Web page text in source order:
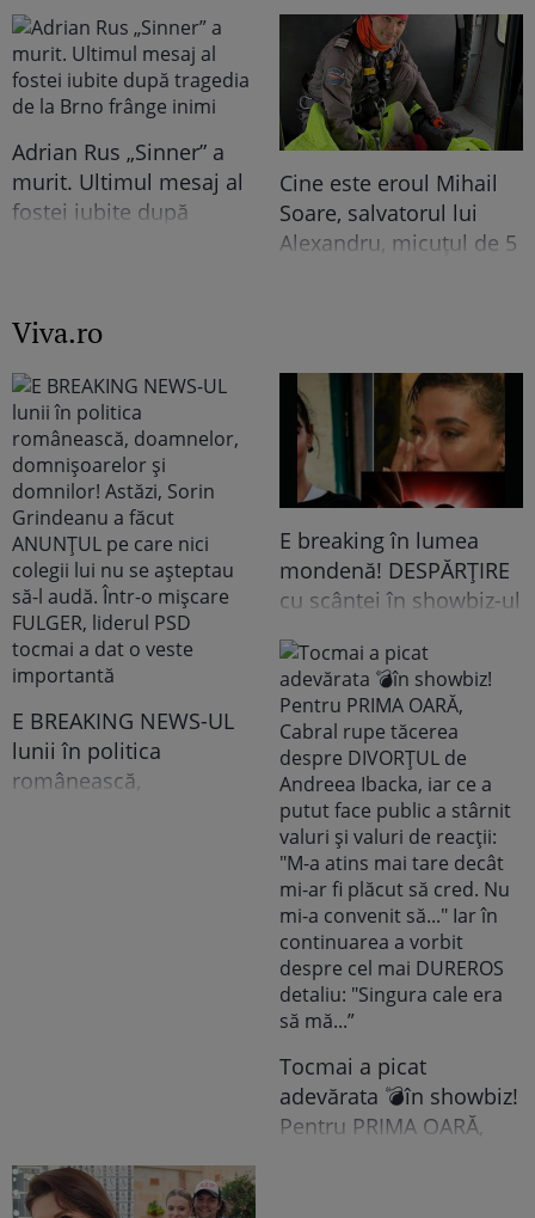
niciodată la TV: ”Eu am
cunoscut o altă latură a
relației lor. În casă era o
atmosferă..."
Indiei la București.
Niciodată nu a fost atât
de îndrăzneață!
Imaginile momentului
Adrian Rus „Sinner” a
murit. Ultimul mesaj al
fostei iubite după
Cine este eroul Mihail
Soare, salvatorul lui
Alexandru, micuțul de 5
Viva.ro
E BREAKING NEWS-UL
lunii în politica
românească,
E breaking în lumea
mondenă! DESPĂRȚIRE
cu scântei în showbiz-ul
noastră vedetă a
recunoscut TOT, dar
tooot: „Mă abțin să nu-i
scriu. Am făcut
scandal!” Ce s-a
întâmplat e...
Tocmai a picat
adevărata 💣în showbiz!
Pentru PRIMA OARĂ,